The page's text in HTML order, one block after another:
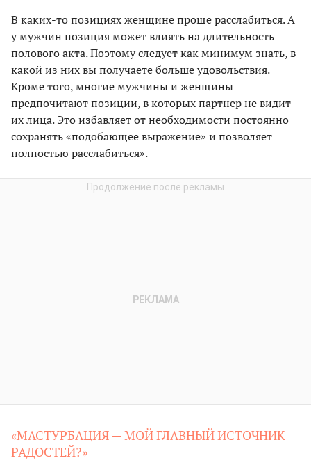
В каких-то позициях женщине проще расслабиться. А
у мужчин позиция может влиять на длительность
полового акта. Поэтому следует как минимум знать, в
какой из них вы получаете больше удовольствия.
Кроме того, многие мужчины и женщины
предпочитают позиции, в которых партнер не видит
их лица. Это избавляет от необходимости постоянно
сохранять «подобающее выражение» и позволяет
полностью расслабиться».
«МАСТУРБАЦИЯ — МОЙ ГЛАВНЫЙ ИСТОЧНИК
РАДОСТЕЙ?»